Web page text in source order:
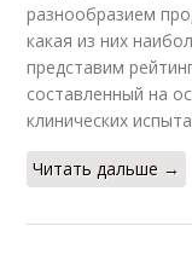
разнообразием
какая из них
представим
составленный на
клинических
Читать дальше →